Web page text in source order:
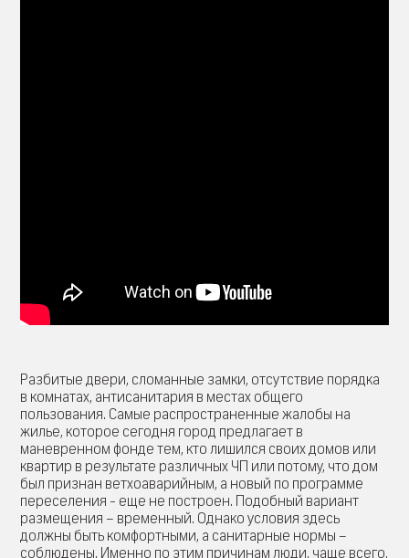
Разбитые двери, сломанные замки, отсутствие порядка
в комнатах, антисанитария в местах общего
пользования. Самые распространенные жалобы на
жилье, которое сегодня город предлагает в
маневренном фонде тем, кто лишился своих домов или
квартир в результате различных ЧП или потому, что дом
был признан ветхоаварийным, а новый по программе
переселения - еще не построен. Подобный вариант
размещения – временный. Однако условия здесь
должны быть комфортными, а санитарные нормы –
соблюдены. Именно по этим причинам люди, чаще всего,